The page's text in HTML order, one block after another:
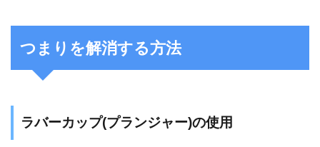
つまりを解消する方法
ラバーカップ(プランジャー)の使用